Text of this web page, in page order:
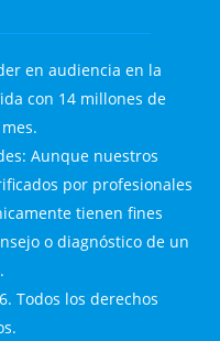
en audiencia en la
con 14 millones de
Aunque nuestros
por profesionales
tienen fines
o diagnóstico de un
Todos los derechos